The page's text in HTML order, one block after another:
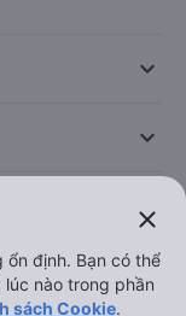
keyboard_arrow_down
keyboard_arrow_down
keyboard_arrow_down
close
định. Bạn có thể
nào trong phần
sách Cookie.